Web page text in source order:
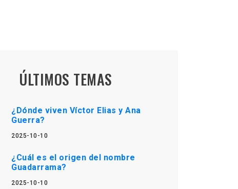
ÚLTIMOS TEMAS
¿Dónde viven Víctor Elias y Ana
Guerra?
2025-10-10
¿Cuál es el origen del nombre
Guadarrama?
2025-10-10